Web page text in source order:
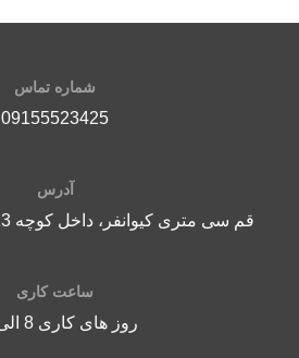
جانبی)
شماره تماس
09155523425
آدرس
قم سی متری کیوانفر، داخل کوچه 13 ، فروشگاه حسینی
ساعت کاری
روز های کاری 8 الی ۲۱